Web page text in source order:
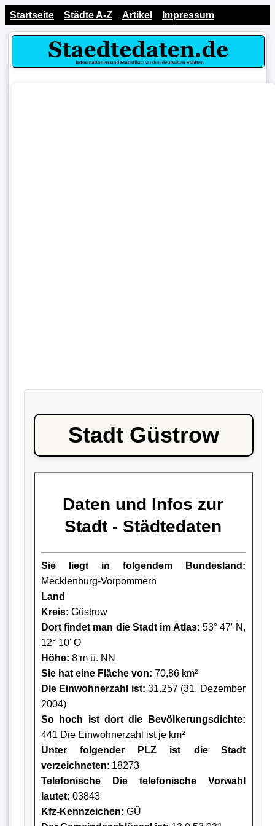
Startseite Städte A-Z Artikel Impressum
Stadt Güstrow
Daten und Infos zur
Stadt - Städtedaten
Sie liegt in folgendem Bundesland:
Mecklenburg-Vorpommern
Land
Kreis: Güstrow
Dort findet man die Stadt im Atlas: 53° 47' N,
12° 10' O
Höhe: 8 m ü. NN
Sie hat eine Fläche von: 70,86 km²
Die Einwohnerzahl ist: 31.257 (31. Dezember
2004)
So hoch ist dort die Bevölkerungsdichte:
441 Die Einwohnerzahl ist je km²
Unter folgender PLZ ist die Stadt
verzeichneten: 18273
Telefonische Die telefonische Vorwahl
lautet: 03843
Kfz-Kennzeichen: GÜ